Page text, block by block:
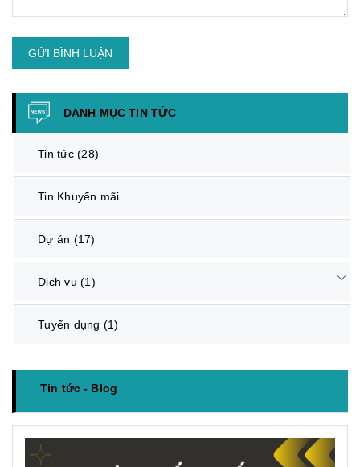
GỬI BÌNH LUẬN
DANH MỤC TIN TỨC
Tin tức (28)
Tin Khuyến mãi
Dự án (17)
Dịch vụ (1)
Tuyển dụng (1)
Tin tức - Blog